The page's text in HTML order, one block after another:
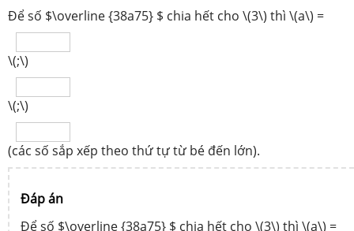
Để số $\overline {38a75} $ chia hết cho \(3\) thì \(a\) =
\(;\)
\(;\)
(các số sắp xếp theo thứ tự từ bé đến lớn).
Đáp án
Để số $\overline {38a75} $ chia hết cho \(3\) thì \(a\) =